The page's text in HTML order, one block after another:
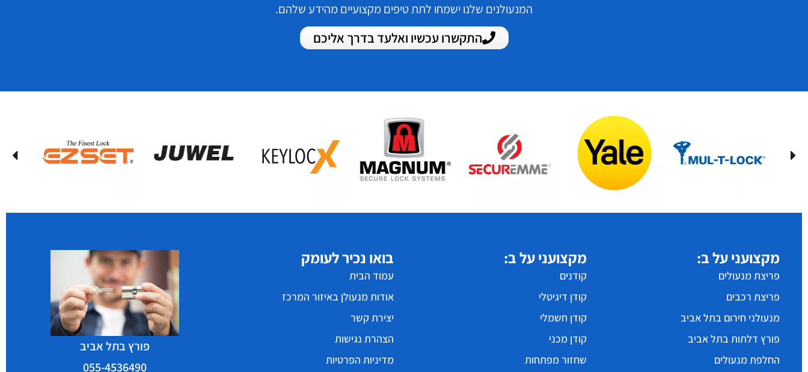
המנעולנים שלנו ישמחו לתת טיפים מקצועיים מהידע שלהם.
התקשרו עכשיו ואלעד בדרך אליכם
מקצועני על ב:
פריצת מנעולים
פריצת רכבים
מנעולני חירום בתל אביב
פורץ דלתות בתל אביב
החלפת מנעולים
מקצועני על ב:
קודנים
קודן דיגיטלי
קודן חשמלי
קודן מכני
שחזור מפתחות
בואו נכיר לעומק
עמוד הבית
אודות מנעולן באיזור המרכז
יצירת קשר
הצהרת נגישות
מדיניות הפרטיות
פורץ בתל אביב
055-4536490